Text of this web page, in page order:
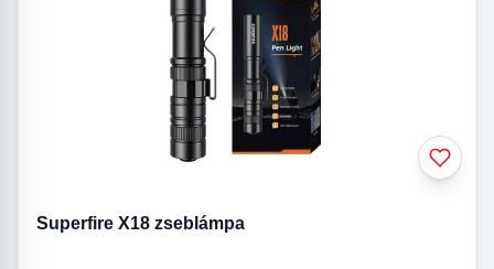
Superfire X18 zseblámpa